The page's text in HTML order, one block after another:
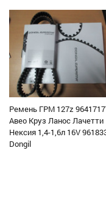
Ремень ГРМ 127z
Авео Круз Ланос Лачетти
Нексия 1,4-1,6л 16V
Dongil